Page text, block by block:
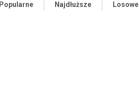
Popularne Najdłuższe Losowe